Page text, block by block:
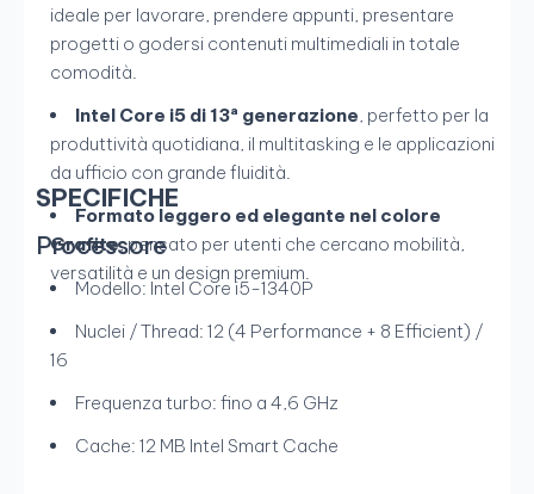
ideale per lavorare, prendere appunti, presentare
progetti o godersi contenuti multimediali in totale
comodità.
Intel Core i5 di 13ª generazione, perfetto per la
produttività quotidiana, il multitasking e le applicazioni
da ufficio con grande fluidità.
Formato leggero ed elegante nel colore
Grafite, pensato per utenti che cercano mobilità,
versatilità e un design premium.
SPECIFICHE
Processore
Modello: Intel Core i5-1340P
Nuclei / Thread: 12 (4 Performance + 8 Efficient) /
16
Frequenza turbo: fino a 4,6 GHz
Cache: 12 MB Intel Smart Cache